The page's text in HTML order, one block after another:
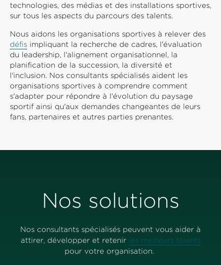
technologies, des médias et des installations sportives,
sur tous les aspects du parcours des talents.
Nous aidons les organisations sportives à relever des
défis impliquant la recherche de cadres, l'évaluation
du leadership, l'alignement organisationnel, la
planification de la succession, la diversité et
l'inclusion. Nos consultants spécialisés aident les
organisations sportives à comprendre comment
s'adapter pour répondre à l'évolution du paysage
sportif ainsi qu'aux demandes changeantes de leurs
fans, partenaires et autres parties prenantes.
Nos solutions
Nos consultants spécialisés peuvent vous aider à
attirer, développer et retenir les meilleurs talents
pour votre organisation.